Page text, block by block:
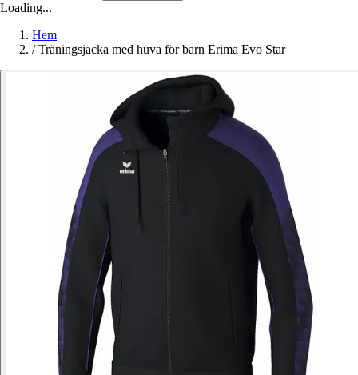
Loading...
Hem
/ Träningsjacka med huva för barn Erima Evo Star